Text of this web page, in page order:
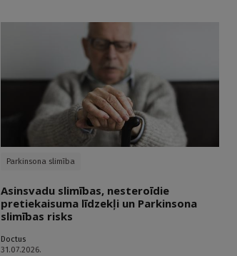
Parkinsona slimība
Asinsvadu slimības, nesteroīdie
pretiekaisuma līdzekļi un Parkinsona
slimības risks
Doctus
31.07.2026.